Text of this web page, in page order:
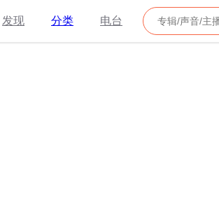
发现 分类 电台